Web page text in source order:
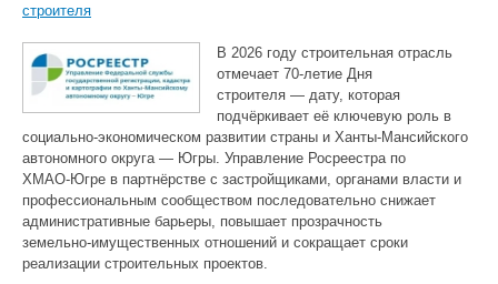
строителя
В 2026 году строительная отрасль
отмечает 70‑летие Дня
строителя — дату, которая
подчёркивает её ключевую роль в
социально‑экономическом развитии страны и Ханты‑Мансийского
автономного округа — Югры. Управление Росреестра по
ХМАО‑Югре в партнёрстве с застройщиками, органами власти и
профессиональным сообществом последовательно снижает
административные барьеры, повышает прозрачность
земельно‑имущественных отношений и сокращает сроки
реализации строительных проектов.